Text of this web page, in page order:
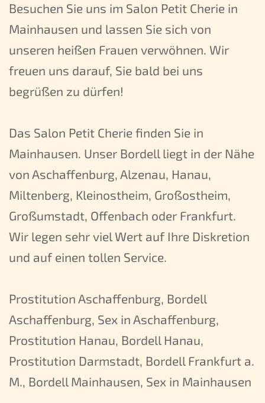
Besuchen Sie uns im Salon Petit Cherie in
Mainhausen und lassen Sie sich von
unseren heißen Frauen verwöhnen. Wir
freuen uns darauf, Sie bald bei uns
begrüßen zu dürfen!
Das Salon Petit Cherie finden Sie in
Mainhausen. Unser Bordell liegt in der Nähe
von Aschaffenburg, Alzenau, Hanau,
Miltenberg, Kleinostheim, Großostheim,
Großumstadt, Offenbach oder Frankfurt.
Wir legen sehr viel Wert auf Ihre Diskretion
und auf einen tollen Service.
Prostitution Aschaffenburg, Bordell
Aschaffenburg, Sex in Aschaffenburg,
Prostitution Hanau, Bordell Hanau,
Prostitution Darmstadt, Bordell Frankfurt a.
M., Bordell Mainhausen, Sex in Mainhausen